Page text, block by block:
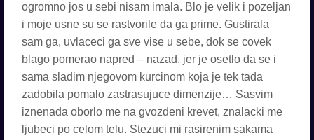
ogromno jos u sebi nisam imala. Blo je velik i pozeljan
i moje usne su se rastvorile da ga prime. Gustirala
sam ga, uvlaceci ga sve vise u sebe, dok se covek
blago pomerao napred – nazad, jer je osetlo da se i
sama sladim njegovom kurcinom koja je tek tada
zadobila pomalo zastrasujuce dimenzije… Sasvim
iznenada oborlo me na gvozdeni krevet, znalacki me
ljubeci po celom telu. Stezuci mi rasirenim sakama